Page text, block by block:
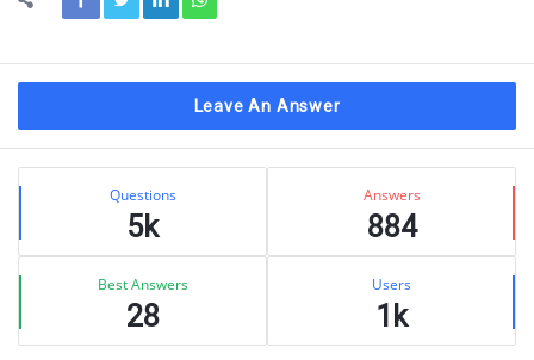
Leave An Answer
Sidebar
Stats Questions
5k
Answers
884
Best Answers
28
Users
1k